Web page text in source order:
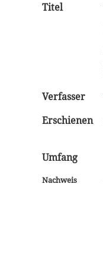
Titel
Verfasser
Erschienen
Umfang
Nachweis